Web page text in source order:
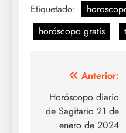
Etiquetado:
horóscopo gratis
Navegación
de
entradas
Anterior:
Horóscopo diario
de Sagitario 21 de
enero de 2024